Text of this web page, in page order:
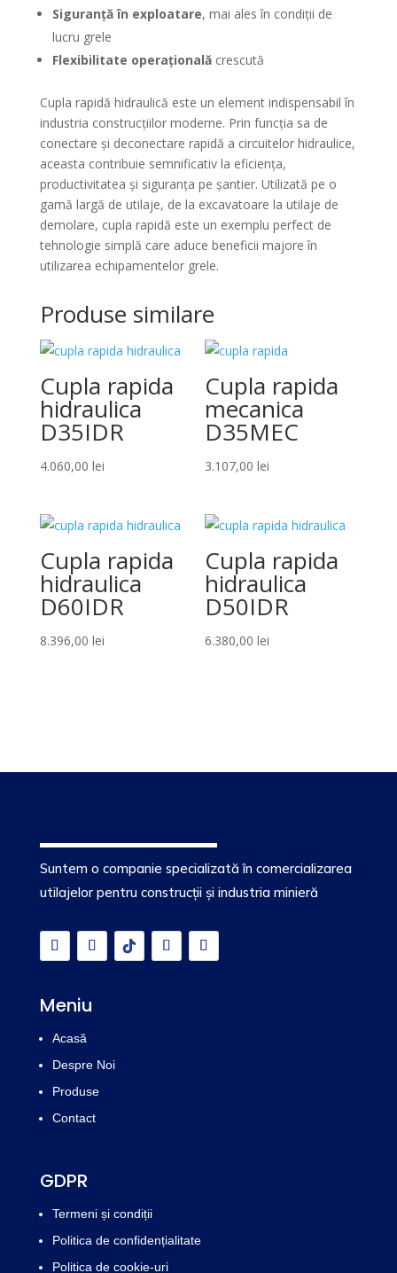
Siguranță în exploatare, mai ales în condiții de
lucru grele
Flexibilitate operaționalăcrescută
Cupla rapidă hidraulică este un element indispensabil în
industria construcțiilor moderne. Prin funcția sa de
conectare și deconectare rapidă a circuitelor hidraulice,
aceasta contribuie semnificativ la eficiența,
productivitatea și siguranța pe șantier. Utilizată pe o
gamă largă de utilaje, de la excavatoare la utilaje de
demolare, cupla rapidă este un exemplu perfect de
tehnologie simplă care aduce beneficii majore în
utilizarea echipamentelor grele.
Produse similare
Cupla rapida
hidraulica
D35IDR
4.060,00 lei
Cupla rapida
mecanica
D35MEC
3.107,00lei
Cupla rapida
hidraulica
D60IDR
8.396,00 lei
Cupla rapida
hidraulica
D50IDR
6.380,00lei
Suntem o companie specializată în comercializarea
utilajelor pentru construcții și industria minieră
Meniu
Acasă
Despre Noi
Produse
Contact
GDPR
Termeni și condiții
Politica de confidențialitate
Politica de cookie-uri